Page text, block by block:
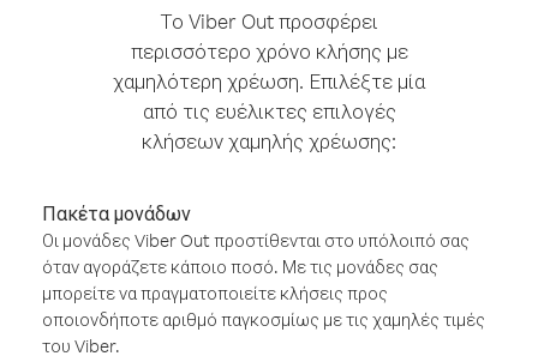
Το Viber Out προσφέρει
περισσότερο χρόνο κλήσης με
χαμηλότερη χρέωση. Επιλέξτε μία
από τις ευέλικτες επιλογές
κλήσεων χαμηλής χρέωσης:
Πακέτα μονάδων
Οι μονάδες Viber Out προστίθενται στο υπόλοιπό σας
όταν αγοράζετε κάποιο ποσό. Με τις μονάδες σας
μπορείτε να πραγματοποιείτε κλήσεις προς
οποιονδήποτε αριθμό παγκοσμίως με τις χαμηλές τιμές
του Viber.